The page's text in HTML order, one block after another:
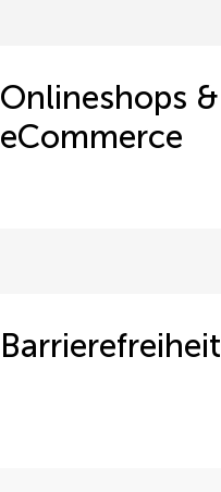
Onlineshops &
eCommerce
Barrierefreiheit